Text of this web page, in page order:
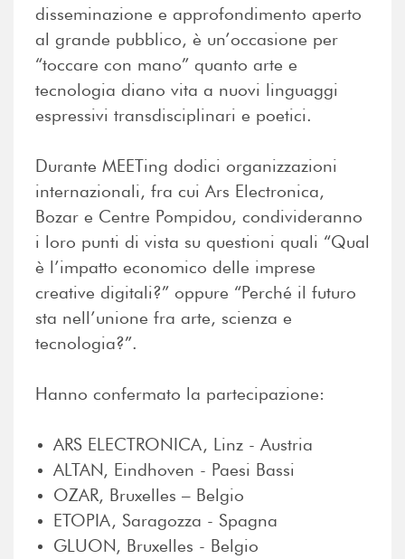
disseminazione e approfondimento aperto
al grande pubblico, è un’occasione per
“toccare con mano” quanto arte e
tecnologia diano vita a nuovi linguaggi
espressivi transdisciplinari e poetici.
Durante MEETing dodici organizzazioni
internazionali, fra cui Ars Electronica,
Bozar e Centre Pompidou, condivideranno
i loro punti di vista su questioni quali “Qual
è l’impatto economico delle imprese
creative digitali?” oppure “Perché il futuro
sta nell’unione fra arte, scienza e
tecnologia?”.
Hanno confermato la partecipazione:
ARS ELECTRONICA, Linz - Austria
ALTAN, Eindhoven - Paesi Bassi
OZAR, Bruxelles – Belgio
ETOPIA, Saragozza - Spagna
GLUON, Bruxelles - Belgio